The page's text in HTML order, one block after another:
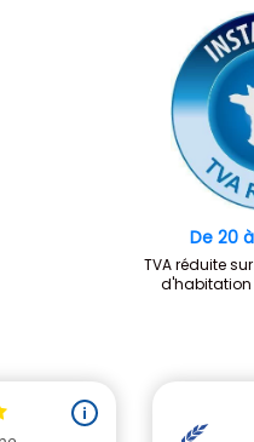
De 20
TVA réduite
d'habitation